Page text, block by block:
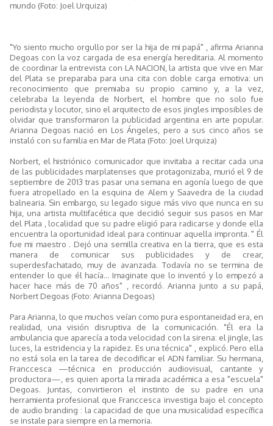
mundo (Foto: Joel Urquiza)
"Yo siento mucho orgullo por ser la hija de mi papá" , afirma Arianna
Degoas con la voz cargada de esa energía hereditaria. Al momento
de coordinar la entrevista con LA NACION, la artista que vive en Mar
del Plata se preparaba para una cita con doble carga emotiva: un
reconocimiento que premiaba su propio camino y, a la vez,
celebraba la leyenda de Norbert, el hombre que no solo fue
periodista y locutor, sino el arquitecto de esos jingles imposibles de
olvidar que transformaron la publicidad argentina en arte popular.
Arianna Degoas nació en Los Ángeles, pero a sus cinco años se
instaló con su familia en Mar de Plata (Foto: Joel Urquiza)
Norbert, el histriónico comunicador que invitaba a recitar cada una
de las publicidades marplatenses que protagonizaba, murió el 9 de
septiembre de 2013 tras pasar una semana en agonía luego de que
fuera atropellado en la esquina de Alem y Saavedra de la ciudad
balnearia. Sin embargo, su legado sigue más vivo que nunca en su
hija, una artista multifacética que decidió seguir sus pasos en Mar
del Plata , localidad que su padre eligió para radicarse y donde ella
encuentra la oportunidad ideal para continuar aquella impronta. " Él
fue mi maestro . Dejó una semilla creativa en la tierra, que es esta
manera de comunicar sus publicidades y de crear,
superdesfachatado, muy de avanzada. Todavía no se termina de
entender lo que él hacía... Imaginate que lo inventó y lo empezó a
hacer hace más de 70 años" , recordó. Arianna junto a su papá,
Norbert Degoas (Foto: Arianna Degoas)
Para Arianna, lo que muchos veían como pura espontaneidad era, en
realidad, una visión disruptiva de la comunicación. "Él era la
ambulancia que aparecía a toda velocidad con la sirena: el jingle, las
luces, la estridencia y la rapidez. Es una técnica" , explicó. Pero ella
no está sola en la tarea de decodificar el ADN familiar. Su hermana,
Franccesca —técnica en producción audiovisual, cantante y
productora—, es quien aporta la mirada académica a esa "escuela"
Degoas. Juntas, convirtieron el instinto de su padre en una
herramienta profesional que Franccesca investiga bajo el concepto
de audio branding : la capacidad de que una musicalidad específica
se instale para siempre en la memoria.